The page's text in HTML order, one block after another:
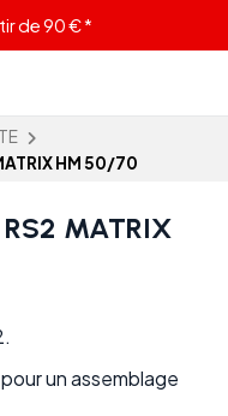
de 90 € *
HM 50/70
RS2 MATRIX
un assemblage